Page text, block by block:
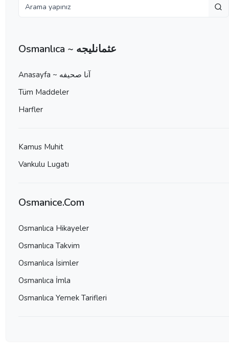
Osmanlıca ~ عثمانليجه
Anasayfa ~ آنا صحيفه
Tüm Maddeler
Harfler
Kamus Muhit
Vankulu Lugatı
Osmanice.Com
Osmanlıca Hikayeler
Osmanlıca Takvim
Osmanlıca İsimler
Osmanlıca İmla
Osmanlıca Yemek Tarifleri